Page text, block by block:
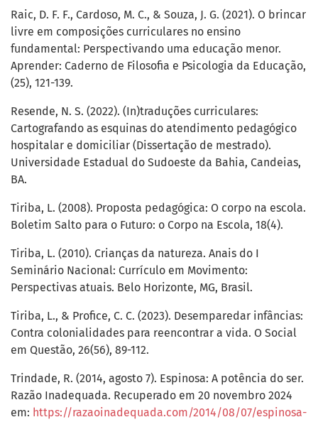
Raic, D. F. F., Cardoso, M. C., & Souza, J. G. (2021). O brincar
livre em composições curriculares no ensino
fundamental: Perspectivando uma educação menor.
Aprender: Caderno de Filosofia e Psicologia da Educação,
(25), 121-139.
Resende, N. S. (2022). (In)traduções curriculares:
Cartografando as esquinas do atendimento pedagógico
hospitalar e domiciliar (Dissertação de mestrado).
Universidade Estadual do Sudoeste da Bahia, Candeias,
BA.
Tiriba, L. (2008). Proposta pedagógica: O corpo na escola.
Boletim Salto para o Futuro: o Corpo na Escola, 18(4).
Tiriba, L. (2010). Crianças da natureza. Anais do I
Seminário Nacional: Currículo em Movimento:
Perspectivas atuais. Belo Horizonte, MG, Brasil.
Tiriba, L., & Profice, C. C. (2023). Desemparedar infâncias:
Contra colonialidades para reencontrar a vida. O Social
em Questão, 26(56), 89-112.
Trindade, R. (2014, agosto 7). Espinosa: A potência do ser.
Razão Inadequada. Recuperado em 20 novembro 2024
em: https://razaoinadequada.com/2014/08/07/espinosa-